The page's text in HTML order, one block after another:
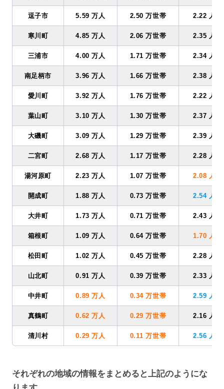
逗子市 5.59 万人 2.50 万世帯 2.22 人
寒川町 4.85 万人 2.06 万世帯 2.35 人
三浦市 4.00 万人 1.71 万世帯 2.34 人
南足柄市 3.96 万人 1.66 万世帯 2.38 人
愛川町 3.92 万人 1.76 万世帯 2.22 人
葉山町 3.10 万人 1.30 万世帯 2.37 人
大磯町 3.09 万人 1.29 万世帯 2.39 人
二宮町 2.68 万人 1.17 万世帯 2.28 人
湯河原町 2.23 万人 1.07 万世帯 2.08 人
開成町 1.88 万人 0.73 万世帯 2.54 人
大井町 1.73 万人 0.71 万世帯 2.43 人
箱根町 1.09 万人 0.64 万世帯 1.70 人
松田町 1.02 万人 0.45 万世帯 2.28 人
山北町 0.91 万人 0.39 万世帯 2.33 人
中井町 0.89 万人 0.34 万世帯 2.59 人
真鶴町 0.62 万人 0.29 万世帯 2.16 人
清川村 0.29 万人 0.11 万世帯 2.56 人
それぞれの地域の情報をまとめると上記のようにな